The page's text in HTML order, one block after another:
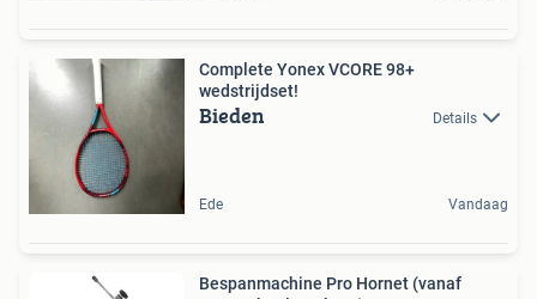
Complete Yonex VCORE 98+
wedstrijdset!
Bieden Details
Ede Vandaag
Bespanmachine Pro Hornet (vanaf